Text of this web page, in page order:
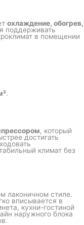
охлаждение, обогрев,
поддерживать
в помещении
.
, который
достигать
климат без
лаконичном стиле.
вписывается в
кухни-гостиной
наружного блока